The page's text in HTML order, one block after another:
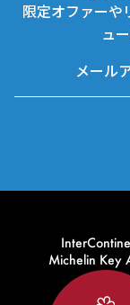
限定オファーや
ュ
Michelin Key